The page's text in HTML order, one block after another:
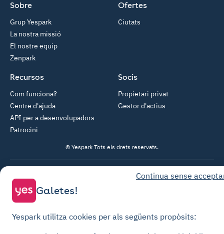
Sobre
Grup Yespark
La nostra missió
El nostre equip
Zenpark
Ofertes
Ciutats
Socis
Propietari privat
Gestor d'actius
Recursos
Com funciona?
Centre d'ajuda
API per a desenvolupadors
Patrocini
© Yespark Tots els drets reservats.
Condicions generals d'ús
Condicions generals de venda Aparcament
Política de privacitat
Continua sense
Galetes!
Yespark utilitza cookies per als següents propòsits: